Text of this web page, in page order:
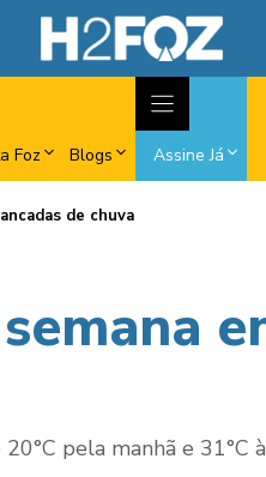
Foz Blogs Assine Já
de chuva
pela manhã e 31°C